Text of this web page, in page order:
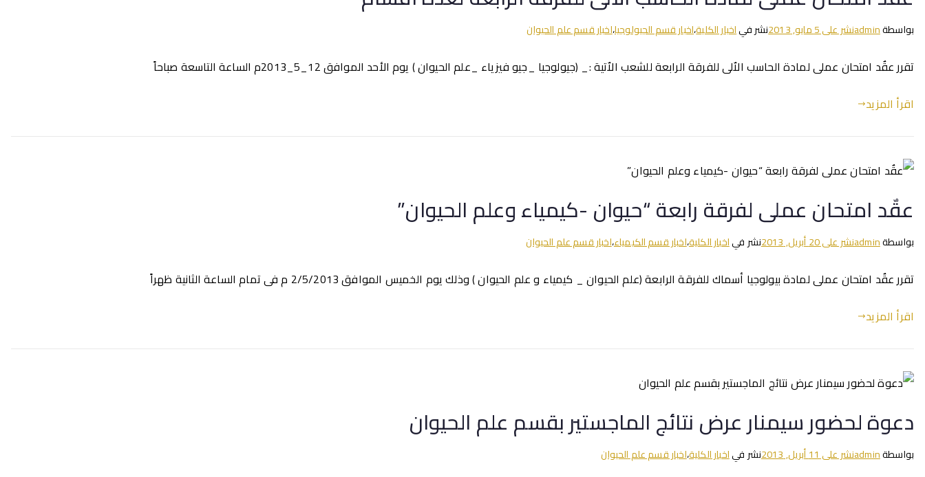
بواسطةadminنشر على5 مايو, 2013 نشر فياخبار الكلية،اخبار قسم الجيولوجيا،اخبار قسم علم الحيوان
تقرر عقٌد امتحان عملى لمادة الحاسب الاٌلى للفرقة الرابعة للشعب الاٌتية :_ (جيولوجيا _جيو فيزياء _علم الحيوان ) يوم الأحد الموافق 12_5_2013م الساعة التاسعة صباحاً
اقرأ المزيد
عقٌد امتحان عملى لفرقة رابعة “حيوان -كيمياء وعلم الحيوان”
بواسطةadminنشر على20 أبريل, 2013 نشر فياخبار الكلية،اخبار قسم الكيمياء،اخبار قسم علم الحيوان
تقرر عقٌد امتحان عملى لمادة بيولوجيا أسماك للفرقة الرابعة (علم الحيوان _ كيمياء و علم الحيوان ) وذلك يوم الخميس الموافق 2/5/2013 م فى تمام الساعة الثانية ظهراً
اقرأ المزيد
دعوة لحضور سيمنار عرض نتائج الماجستير بقسم علم الحيوان
بواسطةadminنشر على11 أبريل, 2013 نشر فياخبار الكلية،اخبار قسم علم الحيوان